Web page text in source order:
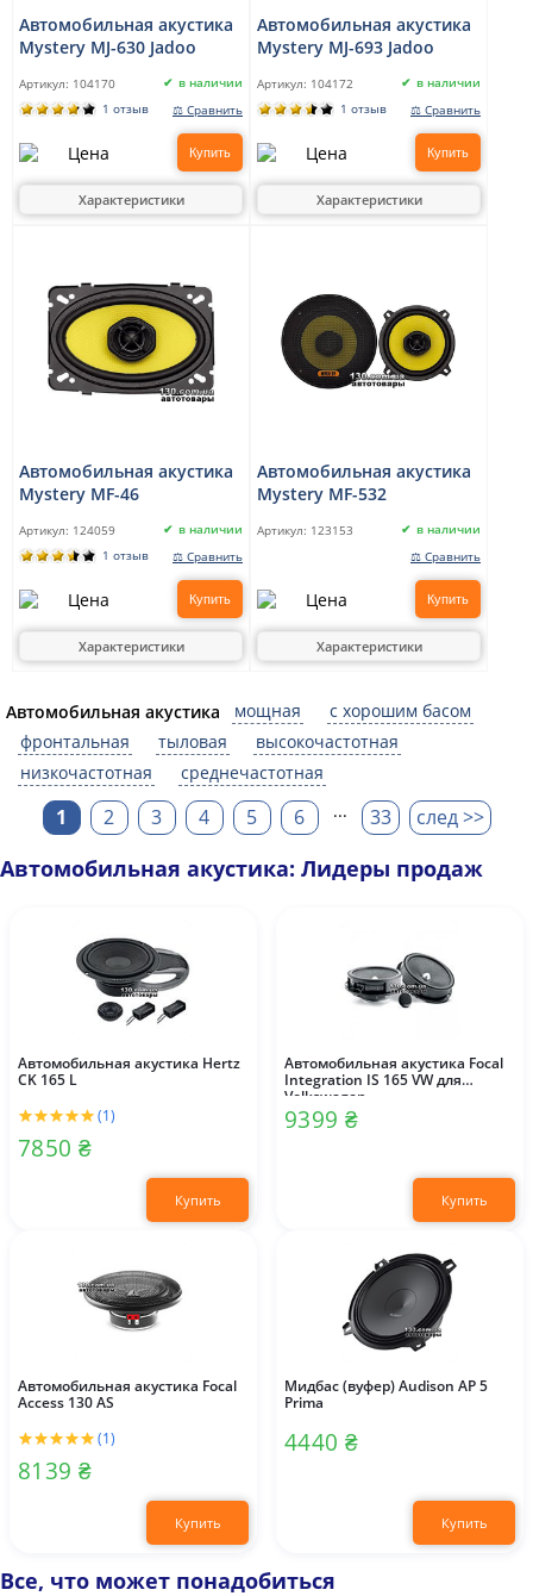
Автомобильная акустика
Mystery MJ-630 Jadoo
Артикул: 104170
в наличии
1 отзыв
⚖ Сравнить
Купить
Характеристики
Автомобильная акустика
Mystery MJ-693 Jadoo
Артикул: 104172
в наличии
1 отзыв
⚖ Сравнить
Купить
Характеристики
Автомобильная акустика
Mystery MF-46
Артикул: 124059
в наличии
1 отзыв
⚖ Сравнить
Купить
Характеристики
Автомобильная акустика
Mystery MF-532
Артикул: 123153
в наличии
⚖ Сравнить
Купить
Характеристики
Автомобильная акустика мощная
с хорошим басом
фронтальная
тыловая
высокочастотная
низкочастотная
среднечастотная
1 2 3 4 5 6 ... 33 след >>
Автомобильная акустика: Лидеры продаж
Автомобильная акустика Hertz
CK 165 L
(1)
7850 ₴
Купить
Автомобильная акустика Focal
Integration IS 165 VW для
Volkswagen
9399 ₴
Купить
Автомобильная акустика Focal
Access 130 AS
(1)
8139 ₴
Купить
Мидбас (вуфер) Audison AP 5
Prima
4440 ₴
Купить
Все, что может понадобиться